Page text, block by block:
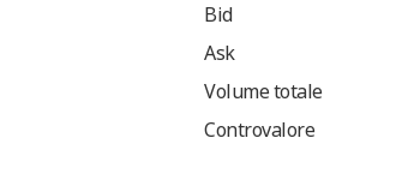
Bid
Ask
Volume totale
Controvalore